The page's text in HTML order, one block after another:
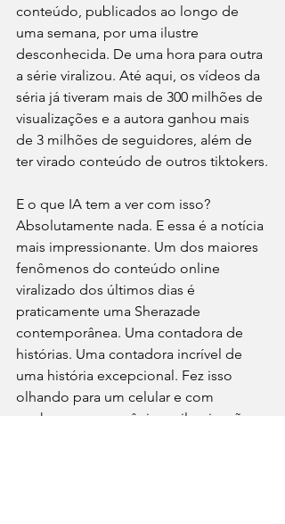
conteúdo, publicados ao longo de
uma semana, por uma ilustre
desconhecida. De uma hora para outra
a série viralizou. Até aqui, os vídeos da
séria já tiveram mais de 300 milhões de
visualizações e a autora ganhou mais
de 3 milhões de seguidores, além de
ter virado conteúdo de outros tiktokers.
E o que IA tem a ver com isso?
Absolutamente nada. E essa é a notícia
mais impressionante. Um dos maiores
fenômenos do conteúdo online
viralizado dos últimos dias é
praticamente uma Sherazade
contemporânea. Uma contadora de
histórias. Uma contadora incrível de
uma história excepcional. Fez isso
olhando para um celular e com
nenhum recurso cênico e iluminação